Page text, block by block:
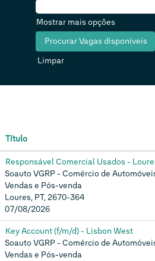
Mostrar mais opções
Limpar
Título
Responsável Comercial Usados -
Soauto VGRP - Comércio de
Vendas e Pós-venda
Loures, PT, 2670-364
07/08/2026
Key Account (f/m/d) - Lisbon West
Soauto VGRP - Comércio de
Vendas e Pós-venda